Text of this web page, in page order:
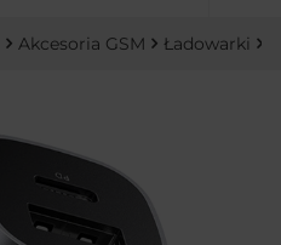
Akcesoria GSM Ładowarki